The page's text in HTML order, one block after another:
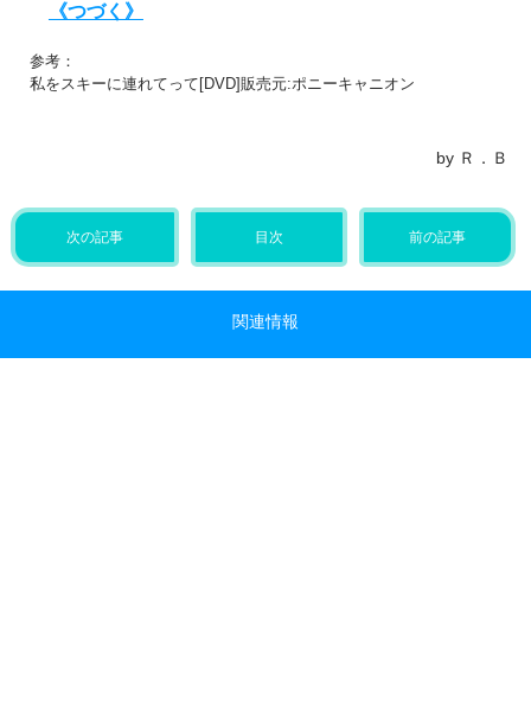
《つづく》
参考：
私をスキーに連れてって[DVD]販売元:ポニーキャニオン
by Ｒ．Ｂ
次の記事 目次 前の記事
関連情報